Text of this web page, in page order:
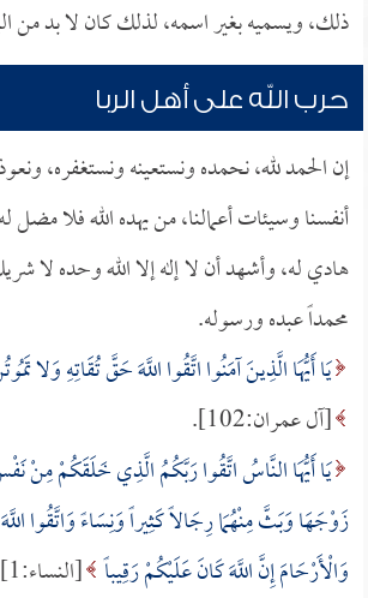
ذلك، ويسميه بغير اسمه، لذلك كان لا بد من
حرب الله على أهل الربا
إن الحمد لله، نحمده ونستعينه ونستغفره،
أنفسنا وسيئات أعمالنا، من يهده الله فلا
هادي له، وأشهد أن لا إله إلا الله وحده لا
محمداً عبده ورسوله.
يَا أَيُّهَا الَّذِينَ آمَنُوا اتَّقُوا اللَّهَ حَقَّ تُقَاتِهِ وَلا
[آل عمران:102].
يَا أَيُّهَا النَّاسُ اتَّقُوا رَبَّكُمُ الَّذِي خَلَقَكُمْ مِنْ
زَوْجَهَا وَبَثَّ مِنْهُمَا رِجَالاً كَثِيراً وَنِسَاءً وَاتَّقُوا
وَالْأَرْحَامَ إِنَّ اللَّهَ كَانَ عَلَيْكُمْ رَقِيباً [النساء:1].